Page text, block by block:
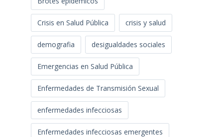
Crisis en Salud Pública crisis y salud
demografia desigualdades sociales
Emergencias en Salud Pública
Enfermedades de Transmisión Sexual
enfermedades infecciosas
Enfermedades infecciosas emergentes